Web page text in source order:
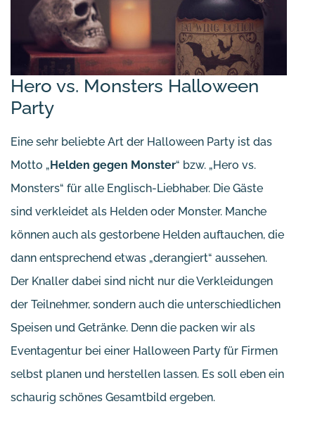
Hero vs. Monsters Halloween
Party
Eine sehr beliebte Art der Halloween Party ist das
Motto „Helden gegen Monster“ bzw. „Hero vs.
Monsters“ für alle Englisch-Liebhaber. Die Gäste
sind verkleidet als Helden oder Monster. Manche
können auch als gestorbene Helden auftauchen, die
dann entsprechend etwas „derangiert“ aussehen.
Der Knaller dabei sind nicht nur die Verkleidungen
der Teilnehmer, sondern auch die unterschiedlichen
Speisen und Getränke. Denn die packen wir als
Eventagentur bei einer Halloween Party für Firmen
selbst planen und herstellen lassen. Es soll eben ein
schaurig schönes Gesamtbild ergeben.